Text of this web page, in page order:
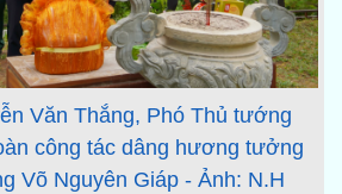
Văn Thắng, Phó Thủ tướng
công tác dâng hương tưởng
Võ Nguyên Giáp - Ảnh: N.H